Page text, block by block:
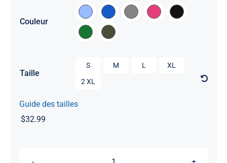
$32.99
Couleur
Taille
S M L
XL
2 XL
Guide des tailles
$32.99